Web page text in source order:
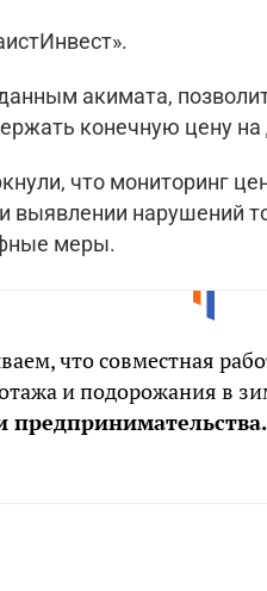
акимата,
конечную цену на
что мониторинг
выявлении нарушений
меры.
что совместная
и подорожания в
предпринимательства.